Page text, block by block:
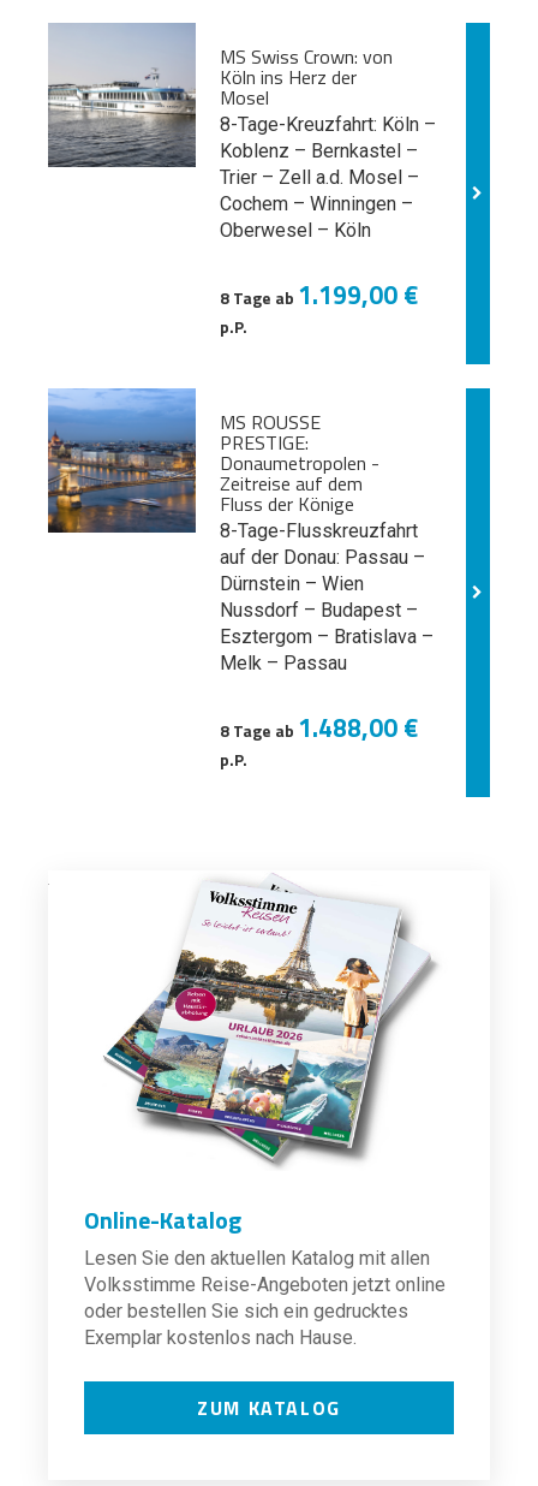
MS Swiss Crown: von
Köln ins Herz der
Mosel
8-Tage-Kreuzfahrt: Köln –
Koblenz – Bernkastel –
Trier – Zell a.d. Mosel –
Cochem – Winningen –
Oberwesel – Köln
8 Tage ab 1.199,00 €
p.P.
MS ROUSSE
PRESTIGE:
Donaumetropolen -
Zeitreise auf dem
Fluss der Könige
8-Tage-Flusskreuzfahrt
auf der Donau: Passau –
Dürnstein – Wien
Nussdorf – Budapest –
Esztergom – Bratislava –
Melk – Passau
8 Tage ab 1.488,00 €
p.P.
Online-Katalog
Lesen Sie den aktuellen Katalog mit allen
Volksstimme Reise-Angeboten jetzt online
oder bestellen Sie sich ein gedrucktes
Exemplar kostenlos nach Hause.
ZUM KATALOG